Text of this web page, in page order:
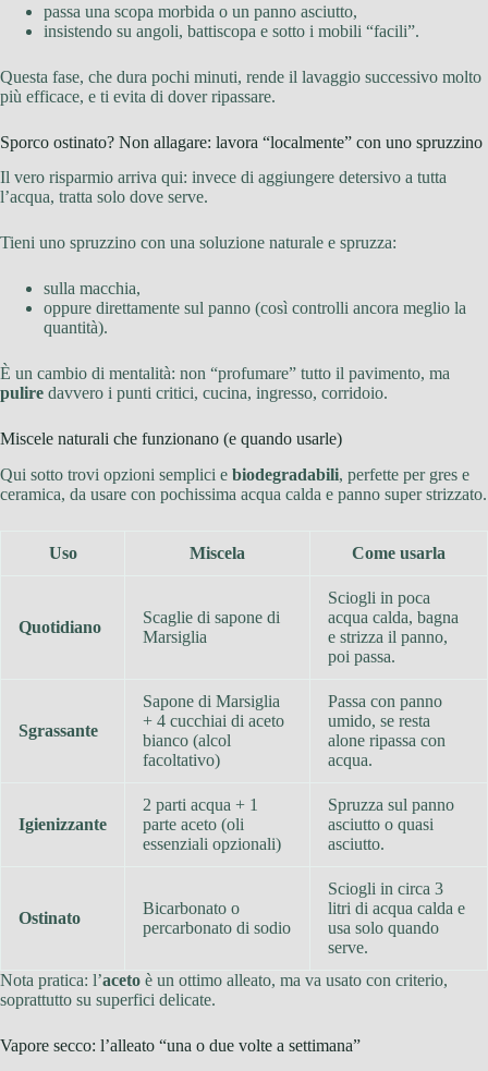
passa una scopa morbida o un panno asciutto,
insistendo su angoli, battiscopa e sotto i mobili “facili”.
Questa fase, che dura pochi minuti, rende il lavaggio successivo molto
più efficace, e ti evita di dover ripassare.
Sporco ostinato? Non allagare: lavora “localmente” con uno spruzzino
Il vero risparmio arriva qui: invece di aggiungere detersivo a tutta
l’acqua, tratta solo dove serve.
Tieni uno spruzzino con una soluzione naturale e spruzza:
sulla macchia,
oppure direttamente sul panno (così controlli ancora meglio la
quantità).
È un cambio di mentalità: non “profumare” tutto il pavimento, ma
pulire davvero i punti critici, cucina, ingresso, corridoio.
Miscele naturali che funzionano (e quando usarle)
Qui sotto trovi opzioni semplici e biodegradabili, perfette per gres e
ceramica, da usare con pochissima acqua calda e panno super strizzato.
Uso Miscela Come usarla
Quotidiano
Scaglie di sapone di
Marsiglia
Sciogli in poca
acqua calda, bagna
e strizza il panno,
poi passa.
Sgrassante
Sapone di Marsiglia
+ 4 cucchiai di aceto
bianco (alcol
facoltativo)
Passa con panno
umido, se resta
alone ripassa con
acqua.
Igienizzante
2 parti acqua + 1
parte aceto (oli
essenziali opzionali)
Spruzza sul panno
asciutto o quasi
asciutto.
Ostinato
Bicarbonato o
percarbonato di sodio
Sciogli in circa 3
litri di acqua calda e
usa solo quando
serve.
Nota pratica: l’aceto è un ottimo alleato, ma va usato con criterio,
soprattutto su superfici delicate.
Vapore secco: l’alleato “una o due volte a settimana”